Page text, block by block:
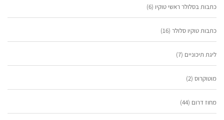
כתבות בסלולר ראשי טוקיו (6)
כתבות טוקיו סלולר (16)
ליגת תיכוניים (7)
מוטוקרוס (2)
מחוז דרום (44)